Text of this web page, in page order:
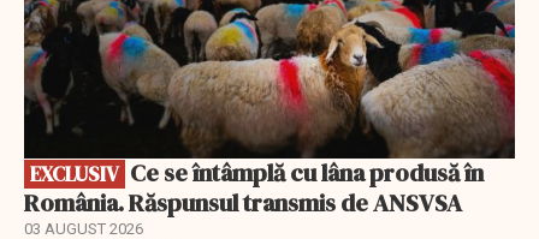
EXCLUSIV
România. Răspunsul transmis de ANSVSA
03 AUGUST 2026